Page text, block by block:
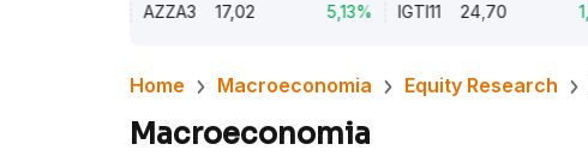
AZZA3 17,02 IGTI11 24,70
Home Macroeconomia Equity Research
Macroeconomia